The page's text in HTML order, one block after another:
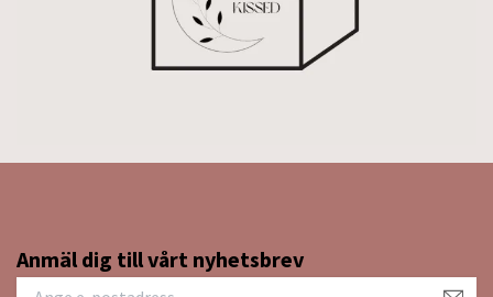
Anmäl dig till vårt nyhetsbrev